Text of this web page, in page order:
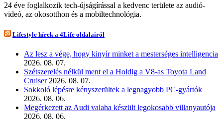
24 éve foglalkozik tech-újságírással a kedvenc területe az audió-
videó, az okosotthon és a mobiltechnológia.
Lifestyle hírek a 4Life oldalairól
Az lesz a vége, hogy kinyír minket a mesterséges intelligencia
2026. 08. 07.
Szétszerelés nélkül ment el a Holdig a V8-as Toyota Land
Cruiser 2026. 08. 07.
Sokkoló lépésre kényszerültek a legnagyobb PC-gyártók
2026. 08. 06.
Megérkezett az Audi valaha készült legokosabb villanyautója
2026. 08. 06.